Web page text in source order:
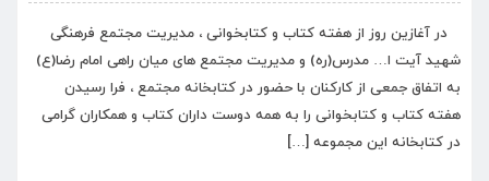
در آغازین روز از هفته کتاب و کتابخوانی ، مدیریت مجتمع فرهنگی
شهید آیت ا… مدرس(ره) و مدیریت مجتمع های میان راهی امام رضا(ع)
به اتفاق جمعی از کارکنان با حضور در کتابخانه مجتمع ، فرا رسیدن
هفته کتاب و کتابخوانی را به همه دوست داران کتاب و همکاران گرامی
در کتابخانه این مجموعه […]